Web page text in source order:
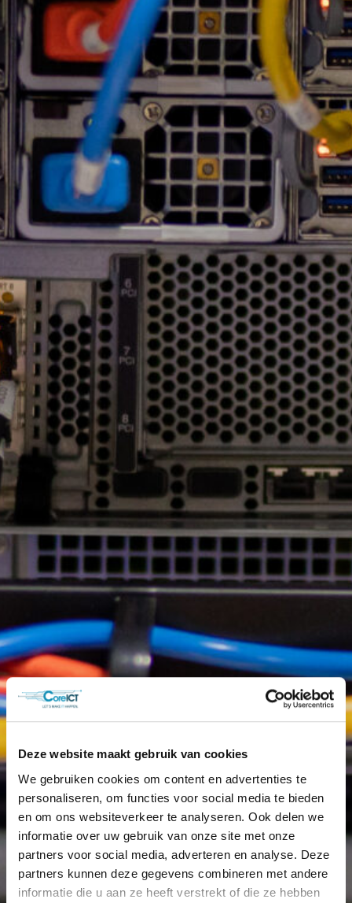
Deze website maakt gebruik van cookies
We gebruiken cookies om content en advertenties te
personaliseren, om functies voor social media te bieden
en om ons websiteverkeer te analyseren. Ook delen we
informatie over uw gebruik van onze site met onze
partners voor social media, adverteren en analyse. Deze
partners kunnen deze gegevens combineren met andere
informatie die u aan ze heeft verstrekt of die ze hebben